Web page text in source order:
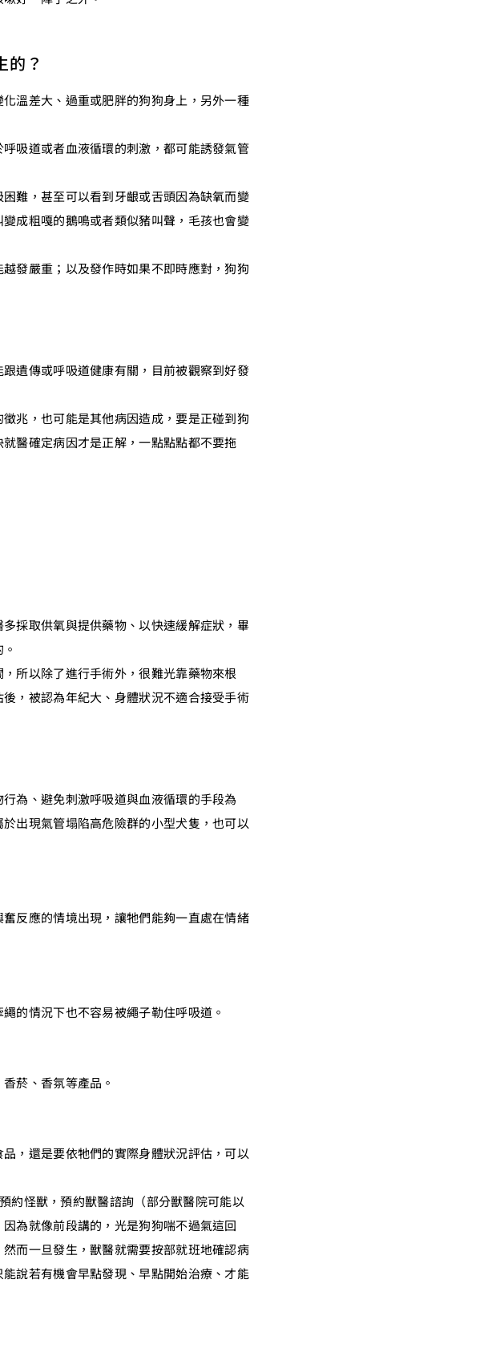
的？
溫差大、過重或肥胖的狗狗身上，另外一種
吸道或者血液循環的刺激，都可能誘發氣管
難，甚至可以看到牙齦或舌頭因為缺氧而變
成粗嘎的鵝鳴或者類似豬叫聲，毛孩也會變
發嚴重；以及發作時如果不即時應對，狗狗
遺傳或呼吸道健康有關，目前被觀察到好發
兆，也可能是其他病因造成，要是正碰到狗
醫確定病因才是正解，一點點點都不要拖
採取供氧與提供藥物、以快速緩解症狀，畢
所以除了進行手術外，很難光靠藥物來根
，被認為年紀大、身體狀況不適合接受手術
為、避免刺激呼吸道與血液循環的手段為
出現氣管塌陷高危險群的小型犬隻，也可以
反應的情境出現，讓牠們能夠一直處在情緒
的情況下也不容易被繩子勒住呼吸道。
菸、香氛等產品。
，還是要依牠們的實際身體狀況評估，可以
約怪獸，預約獸醫諮詢（部分獸醫院可能以
為就像前段講的，光是狗狗喘不過氣這回
而一旦發生，獸醫就需要按部就班地確認病
說若有機會早點發現、早點開始治療、才能